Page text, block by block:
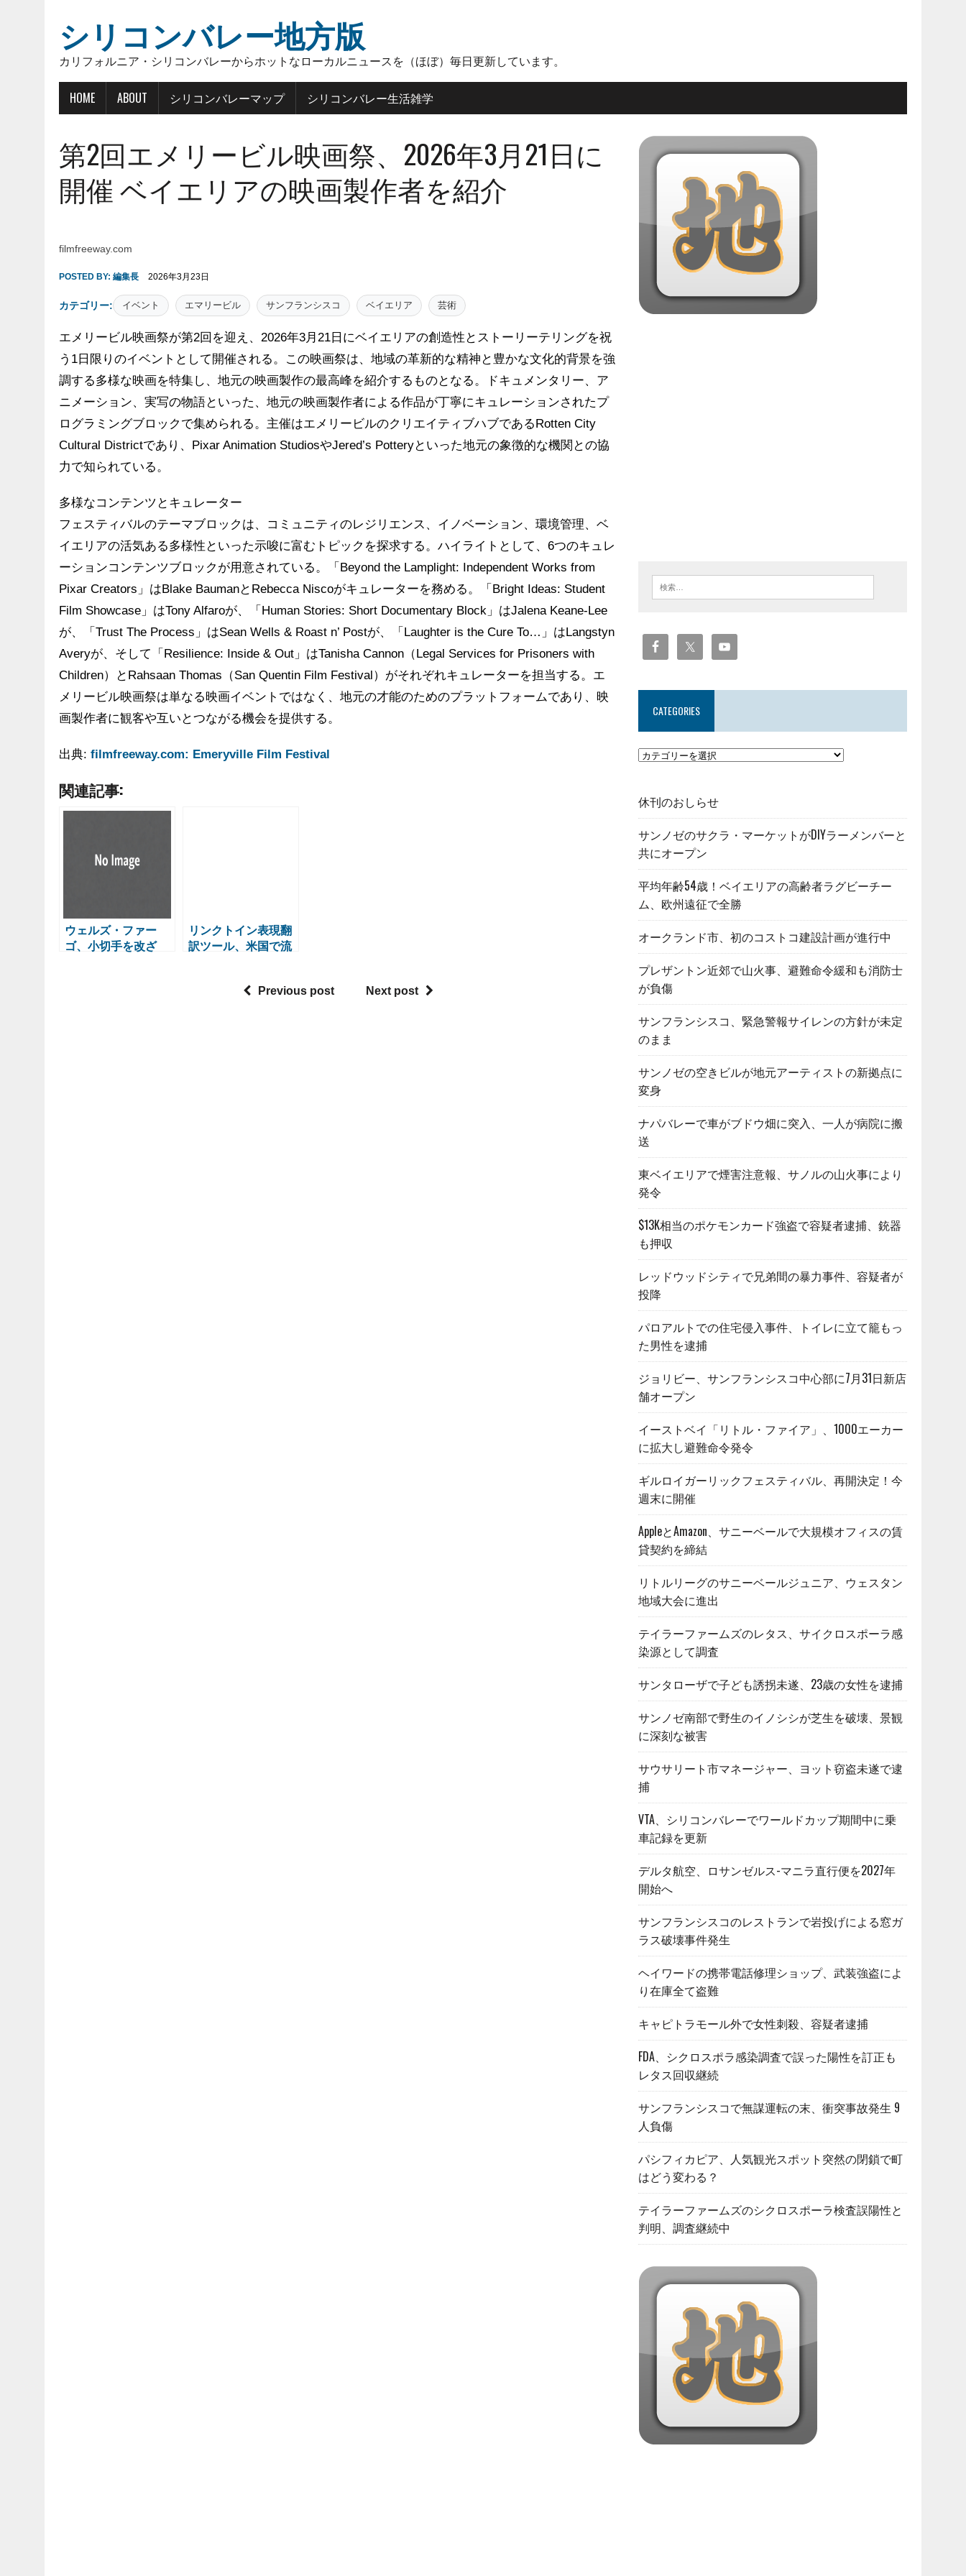
シリコンバレー地方版
カリフォルニア・シリコンバレーからホットなローカルニュースを（ほぼ）毎日更新しています。
HOME ABOUT シリコンバレーマップ シリコンバレー生活雑学
第2回エメリービル映画祭、2026年3月21日に
開催 ベイエリアの映画製作者を紹介
filmfreeway.com
POSTED BY: 編集長 2026年3月23日
カテゴリー: イベント エマリービル サンフランシスコ ベイエリア 芸術
エメリービル映画祭が第2回を迎え、2026年3月21日にベイエリアの創造性とストーリーテリングを祝
う1日限りのイベントとして開催される。この映画祭は、地域の革新的な精神と豊かな文化的背景を強
調する多様な映画を特集し、地元の映画製作の最高峰を紹介するものとなる。ドキュメンタリー、ア
ニメーション、実写の物語といった、地元の映画製作者による作品が丁寧にキュレーションされたプ
ログラミングブロックで集められる。主催はエメリービルのクリエイティブハブであるRotten City
Cultural Districtであり、Pixar Animation StudiosやJered’s Potteryといった地元の象徴的な機関との協
力で知られている。
多様なコンテンツとキュレーター
フェスティバルのテーマブロックは、コミュニティのレジリエンス、イノベーション、環境管理、ベ
イエリアの活気ある多様性といった示唆に富むトピックを探求する。ハイライトとして、6つのキュレ
ーションコンテンツブロックが用意されている。「Beyond the Lamplight: Independent Works from
Pixar Creators」はBlake BaumanとRebecca Niscoがキュレーターを務める。「Bright Ideas: Student
Film Showcase」はTony Alfaroが、「Human Stories: Short Documentary Block」はJalena Keane-Lee
が、「Trust The Process」はSean Wells & Roast n’ Postが、「Laughter is the Cure To…」はLangstyn
Averyが、そして「Resilience: Inside & Out」はTanisha Cannon（Legal Services for Prisoners with
Children）とRahsaan Thomas（San Quentin Film Festival）がそれぞれキュレーターを担当する。エ
メリービル映画祭は単なる映画イベントではなく、地元の才能のためのプラットフォームであり、映
画製作者に観客や互いとつながる機会を提供する。
出典: filmfreeway.com: Emeryville Film Festival
関連記事:
ウェルズ・ファー
ゴ、小切手を改ざ
リンクトイン表現翻
訳ツール、米国で流
Previous post Next post
CATEGORIES
休刊のおしらせ
サンノゼのサクラ・マーケットがDIYラーメンバーと
共にオープン
平均年齢54歳！ベイエリアの高齢者ラグビーチー
ム、欧州遠征で全勝
オークランド市、初のコストコ建設計画が進行中
プレザントン近郊で山火事、避難命令緩和も消防士
が負傷
サンフランシスコ、緊急警報サイレンの方針が未定
のまま
サンノゼの空きビルが地元アーティストの新拠点に
変身
ナパバレーで車がブドウ畑に突入、一人が病院に搬
送
東ベイエリアで煙害注意報、サノルの山火事により
発令
$13K相当のポケモンカード強盗で容疑者逮捕、銃器
も押収
レッドウッドシティで兄弟間の暴力事件、容疑者が
投降
パロアルトでの住宅侵入事件、トイレに立て籠もっ
た男性を逮捕
ジョリビー、サンフランシスコ中心部に7月31日新店
舗オープン
イーストベイ「リトル・ファイア」、1000エーカー
に拡大し避難命令発令
ギルロイガーリックフェスティバル、再開決定！今
週末に開催
AppleとAmazon、サニーベールで大規模オフィスの賃
貸契約を締結
リトルリーグのサニーベールジュニア、ウェスタン
地域大会に進出
テイラーファームズのレタス、サイクロスポーラ感
染源として調査
サンタローザで子ども誘拐未遂、23歳の女性を逮捕
サンノゼ南部で野生のイノシシが芝生を破壊、景観
に深刻な被害
サウサリート市マネージャー、ヨット窃盗未遂で逮
捕
VTA、シリコンバレーでワールドカップ期間中に乗
車記録を更新
デルタ航空、ロサンゼルス-マニラ直行便を2027年
開始へ
サンフランシスコのレストランで岩投げによる窓ガ
ラス破壊事件発生
ヘイワードの携帯電話修理ショップ、武装強盗によ
り在庫全て盗難
キャピトラモール外で女性刺殺、容疑者逮捕
FDA、シクロスポラ感染調査で誤った陽性を訂正も
レタス回収継続
サンフランシスコで無謀運転の末、衝突事故発生 9
人負傷
パシフィカピア、人気観光スポット突然の閉鎖で町
はどう変わる？
テイラーファームズのシクロスポーラ検査誤陽性と
判明、調査継続中